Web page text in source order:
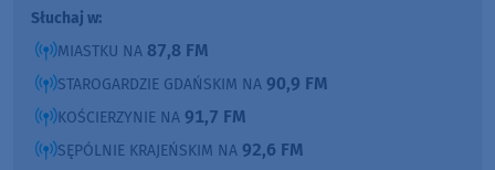
Słuchaj w:
MIASTKU NA 87,8 FM
STAROGARDZIE GDAŃSKIM NA 90,9 FM
KOŚCIERZYNIE NA 91,7 FM
SĘPÓLNIE KRAJEŃSKIM NA 92,6 FM